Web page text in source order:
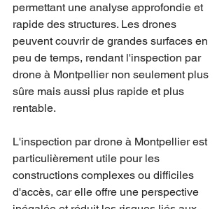
permettant une analyse approfondie et
rapide des structures. Les drones
peuvent couvrir de grandes surfaces en
peu de temps, rendant l'inspection par
drone à Montpellier non seulement plus
sûre mais aussi plus rapide et plus
rentable.
L'inspection par drone à Montpellier est
particulièrement utile pour les
constructions complexes ou difficiles
d'accès, car elle offre une perspective